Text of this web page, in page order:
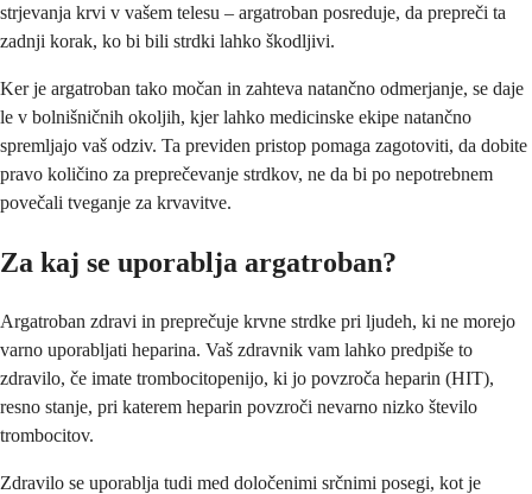
strjevanja krvi v vašem telesu – argatroban posreduje, da prepreči ta
zadnji korak, ko bi bili strdki lahko škodljivi.
Ker je argatroban tako močan in zahteva natančno odmerjanje, se daje
le v bolnišničnih okoljih, kjer lahko medicinske ekipe natančno
spremljajo vaš odziv. Ta previden pristop pomaga zagotoviti, da dobite
pravo količino za preprečevanje strdkov, ne da bi po nepotrebnem
povečali tveganje za krvavitve.
Za kaj se uporablja argatroban?
Argatroban zdravi in preprečuje krvne strdke pri ljudeh, ki ne morejo
varno uporabljati heparina. Vaš zdravnik vam lahko predpiše to
zdravilo, če imate trombocitopenijo, ki jo povzroča heparin (HIT),
resno stanje, pri katerem heparin povzroči nevarno nizko število
trombocitov.
Zdravilo se uporablja tudi med določenimi srčnimi posegi, kot je